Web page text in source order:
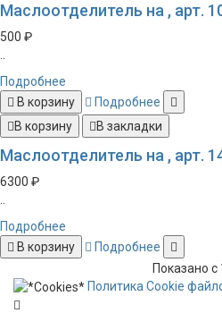
Маслоотделитель на , арт.
500 ₽
Подробнее
В корзину
Подробнее
В корзину
В закладки
Маслоотделитель на , арт.
6300 ₽
Подробнее
В корзину
Подробнее
Показано с
Политика Сookie